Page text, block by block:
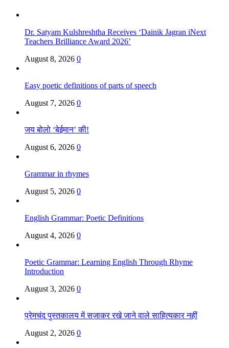
Dr. Satyam Kulshreshtha Receives ‘Dainik Jagran iNext
Teachers Brilliance Award 2026’
August 8, 2026 0
Easy poetic definitions of parts of speech
August 7, 2026 0
जय बोलो ‘बेईमान’ की!
August 6, 2026 0
Grammar in rhymes
August 5, 2026 0
English Grammar: Poetic Definitions
August 4, 2026 0
Poetic Grammar: Learning English Through Rhyme
Introduction
August 3, 2026 0
प्रेमचंद पुस्तकालय में सजाकर रखे जाने वाले साहित्यकार नहीं
August 2, 2026 0